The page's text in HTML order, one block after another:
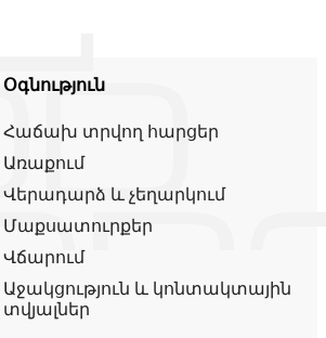
Օգնություն
Հաճախ տրվող հարցեր
Առաքում
Վերադարձ և չեղարկում
Մաքսատուրքեր
Վճարում
Աջակցություն և կոնտակտային
տվյալներ